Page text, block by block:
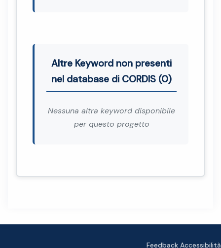
Altre Keyword non presenti
nel database di CORDIS (0)
Nessuna altra keyword disponibile
per questo progetto
Feedback Accessibilità